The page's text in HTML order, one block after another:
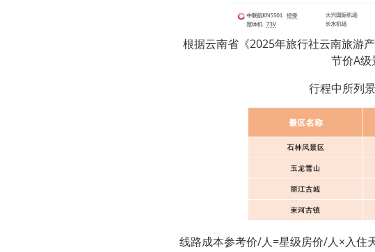
根据云南省《2025年旅行社云南旅游
节价A级
行程中所列
线路成本参考价/人=星级房价/人×入住